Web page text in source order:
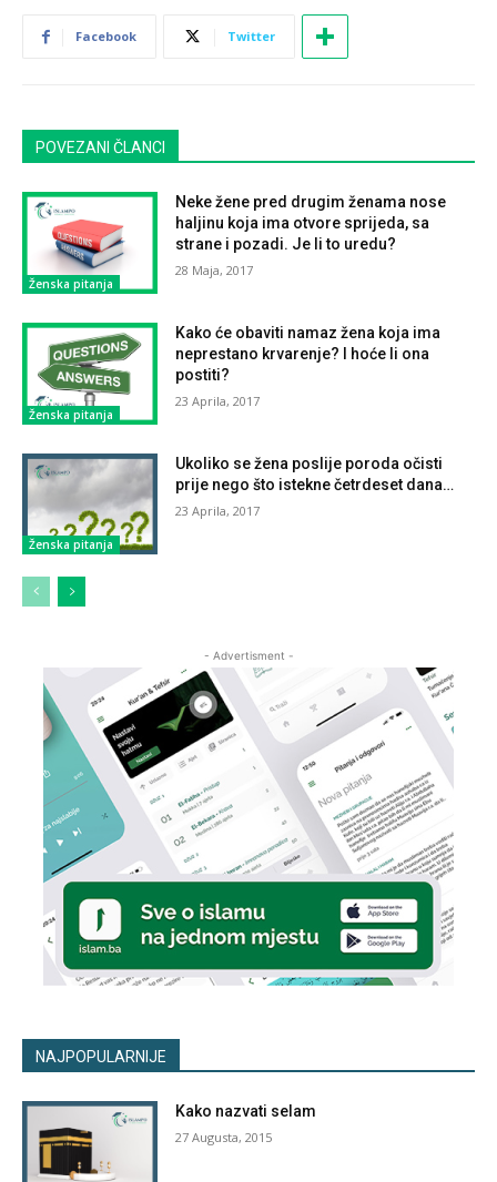
Facebook Twitter
POVEZANI ČLANCI
Ženska pitanja
Neke žene pred drugim ženama nose
haljinu koja ima otvore sprijeda, sa
strane i pozadi. Je li to uredu?
28 Maja, 2017
Ženska pitanja
Kako će obaviti namaz žena koja ima
neprestano krvarenje? I hoće li ona
postiti?
23 Aprila, 2017
Ženska pitanja
Ukoliko se žena poslije poroda očisti
prije nego što istekne četrdeset dana…
23 Aprila, 2017
- Advertisment -
NAJPOPULARNIJE
Kako nazvati selam
27 Augusta, 2015